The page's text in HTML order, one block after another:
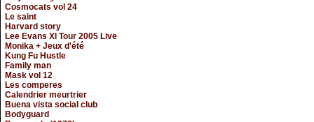
Cosmocats vol 24
Le saint
Harvard story
Lee Evans Xl Tour 2005 Live
Monika + Jeux d'été
Kung Fu Hustle
Family man
Mask vol 12
Les comperes
Calendrier meurtrier
Buena vista social club
Bodyguard